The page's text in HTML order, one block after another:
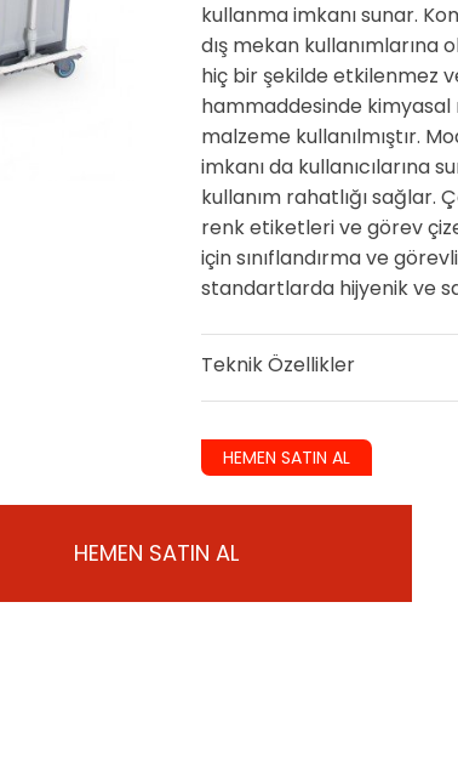
kullanma imkanı sunar.
dış mekan kullanımlarına
hiç bir şekilde etkilenmez
hammaddesinde kimyasal
malzeme kullanılmıştır.
imkanı da kullanıcılarına
kullanım rahatlığı sağlar.
renk etiketleri ve görev
için sınıflandırma ve
standartlarda hijyenik ve
Teknik Özellikler
HEMEN SATIN AL
HEMEN SATIN AL